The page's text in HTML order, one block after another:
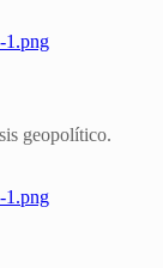
geopolítico.